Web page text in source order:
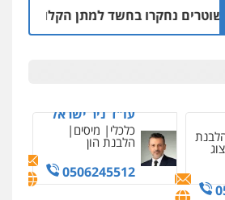
למתן הקלות למועדון בבעלות
עו"ד ניר ישראל
כלכלי מיסים
הלבנת הון
0506245512